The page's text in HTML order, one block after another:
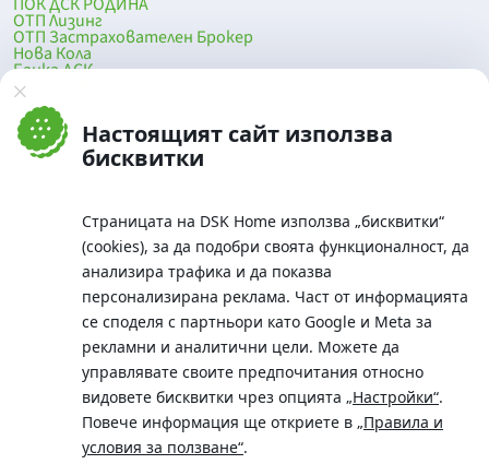
Настоящият сайт използва
бисквитки
Страницата на DSK Home използва „бисквитки“
(cookies), за да подобри своята функционалност, да
анализира трафика и да показва
персонализирана реклама. Част от информацията
се споделя с партньори като Google и Meta за
рекламни и аналитични цели. Можете да
управлявате своите предпочитания относно
видовете бисквитки чрез опцията „Настройки“.
Повече информация ще откриете в „Правила и
условия за ползване“.
ОТП Лизинг
ОТП Застрахователен Брокер
Нова Кола
Банка ДСК
DSK Mobile
Оферти за продажба от Банка ДСК
Клонова мрежа и банкомати
До началото на страницата
Телефон:
0700 10 375 / *2375
Московска No.19 / ул. Г. Бенковски No. 5, София 1036
SWIFT/BIC: